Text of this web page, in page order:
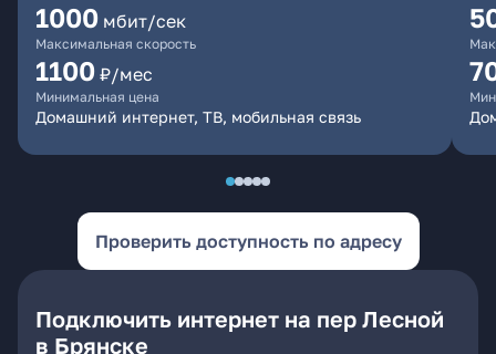
1000 мбит/сек
Максимальная скорость
1100 ₽/мес
Минимальная цена
Домашний интернет, ТВ, мобильная связь
Проверить доступность по адресу
Подключить интернет на пер Лесной
в Брянске